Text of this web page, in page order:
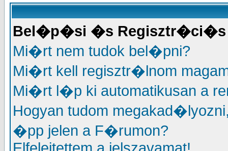
Bel�p�si �s Regisztr�ci�s
Mi�rt nem tudok bel�pni?
Mi�rt kell regisztr�lnom
Mi�rt l�p ki automatikusan a
Hogyan tudom
�pp jelen a F�rumon?